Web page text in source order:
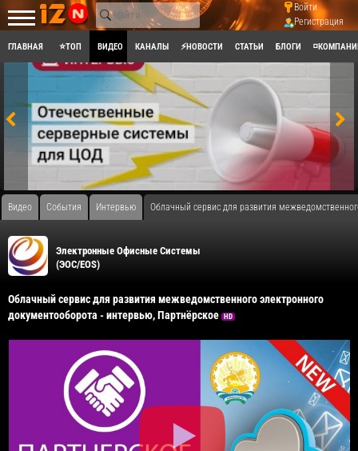
Войти
Регистрация
ГЛАВНАЯ ⭐ТОП ВИДЕО КАНАЛЫ ⚡НОВОСТИ СТАТЬИ БЛОГИ
Видео События Интервью Облачный сервис для развития
Электронные Офисные Системы
(ЭОС/EOS)
Облачный сервис для развития межведомственного электронного
документооборота - интервью, Партнёрское
HD